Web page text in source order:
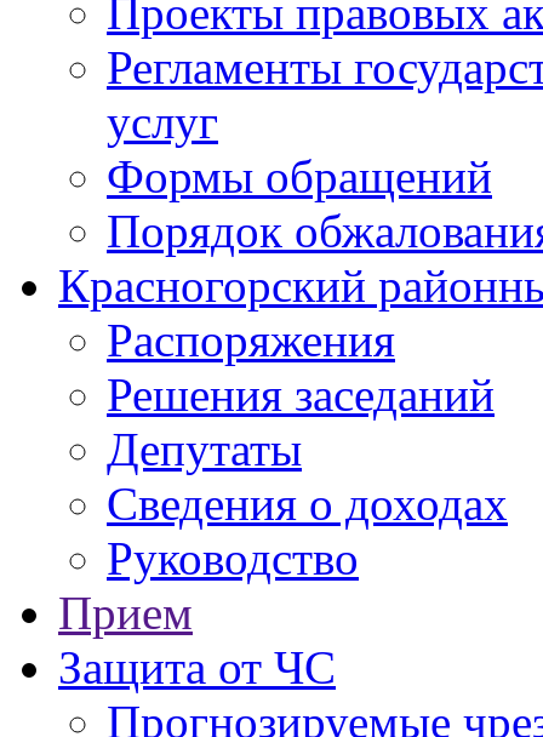
Проекты правовых
Регламенты
услуг
Формы обращений
Порядок
Красногорский
Распоряжения
Решения заседаний
Депутаты
Сведения о доходах
Руководство
Прием
Защита от ЧС
Прогнозируемые